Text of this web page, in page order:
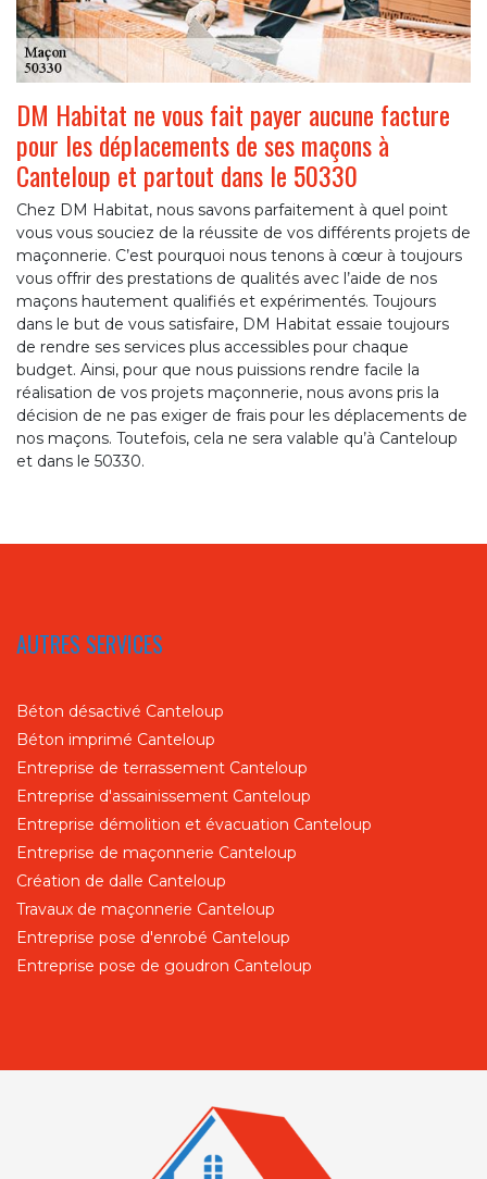
DM Habitat ne vous fait payer aucune facture
pour les déplacements de ses maçons à
Canteloup et partout dans le 50330
Chez DM Habitat, nous savons parfaitement à quel point
vous vous souciez de la réussite de vos différents projets de
maçonnerie. C’est pourquoi nous tenons à cœur à toujours
vous offrir des prestations de qualités avec l’aide de nos
maçons hautement qualifiés et expérimentés. Toujours
dans le but de vous satisfaire, DM Habitat essaie toujours
de rendre ses services plus accessibles pour chaque
budget. Ainsi, pour que nous puissions rendre facile la
réalisation de vos projets maçonnerie, nous avons pris la
décision de ne pas exiger de frais pour les déplacements de
nos maçons. Toutefois, cela ne sera valable qu’à Canteloup
et dans le 50330.
AUTRES SERVICES
Béton désactivé Canteloup
Béton imprimé Canteloup
Entreprise de terrassement Canteloup
Entreprise d'assainissement Canteloup
Entreprise démolition et évacuation Canteloup
Entreprise de maçonnerie Canteloup
Création de dalle Canteloup
Travaux de maçonnerie Canteloup
Entreprise pose d'enrobé Canteloup
Entreprise pose de goudron Canteloup